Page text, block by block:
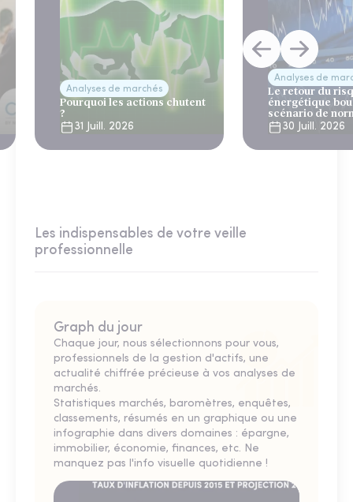
Analyses de marchés
Pourquoi les actions chutent
?
31 Juill. 2026
Analyses de
Le retour du
énergétique
scénario de
30 Juill. 2026
Les indispensables de votre veille
professionnelle
Graph du jour
Chaque jour, nous sélectionnons pour vous,
professionnels de la gestion d'actifs, une
actualité chiffrée précieuse à vos analyses de
marchés.
Statistiques marchés, baromètres, enquêtes,
classements, résumés en un graphique ou une
infographie dans divers domaines : épargne,
immobilier, économie, finances, etc. Ne
manquez pas l'info visuelle quotidienne !